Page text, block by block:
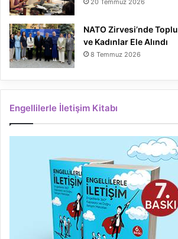
20 Temmuz 2026
NATO Zirvesi’nde
ve Kadınlar Ele Alındı
8 Temmuz 2026
Engellilerle İletişim Kitabı